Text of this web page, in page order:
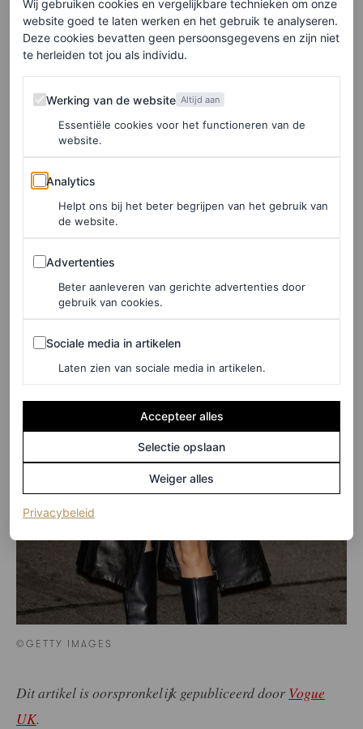
modediner), een professional in het creëren van een
memorabele look. Als je twijfelt, draag dan net als Gisele
Bündchen een opvallende, volledig leren outfit voor de
©GETTY IMAGES
Dit artikel is oorspronkelijk gepubliceerd door Vogue
UK.
Wij gebruiken cookies en vergelijkbare technieken om onze
website goed te laten werken en het gebruik te analyseren.
Deze cookies bevatten geen persoonsgegevens en zijn niet
te herleiden tot jou als individu.
Werking van de website
Werking van de website Altijd aan
Essentiële cookies voor het functioneren van de
website.
Analytics
Analytics
Helpt ons bij het beter begrijpen van het gebruik van
de website.
Advertenties
Advertenties
Beter aanleveren van gerichte advertenties door
gebruik van cookies.
Sociale media in artikelen
Sociale media in artikelen
Laten zien van sociale media in artikelen.
Accepteer alles
Selectie opslaan
Weiger alles
Privacybeleid